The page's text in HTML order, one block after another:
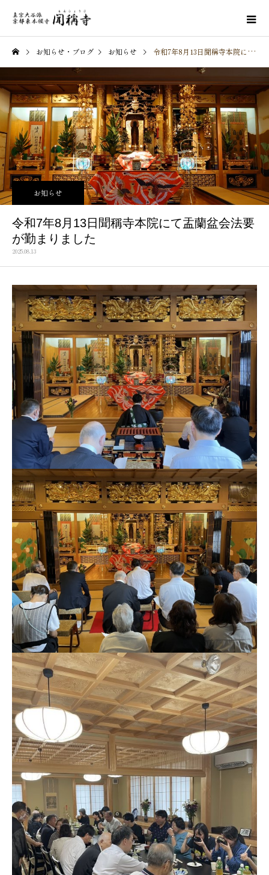
お知らせ・ブログ お知らせ 令和7年8月13日聞稱寺本院にて盂蘭盆会法要が勤まりました
お知らせ
令和7年8月13日聞稱寺本院にて盂蘭盆会法要
が勤まりました
2025.08.13